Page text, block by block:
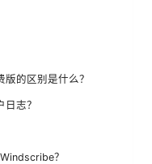
的区别是什么？
志？
？